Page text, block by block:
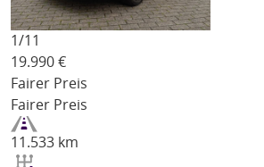
1/11
19.990 €
Fairer Preis
Fairer Preis
11.533 km